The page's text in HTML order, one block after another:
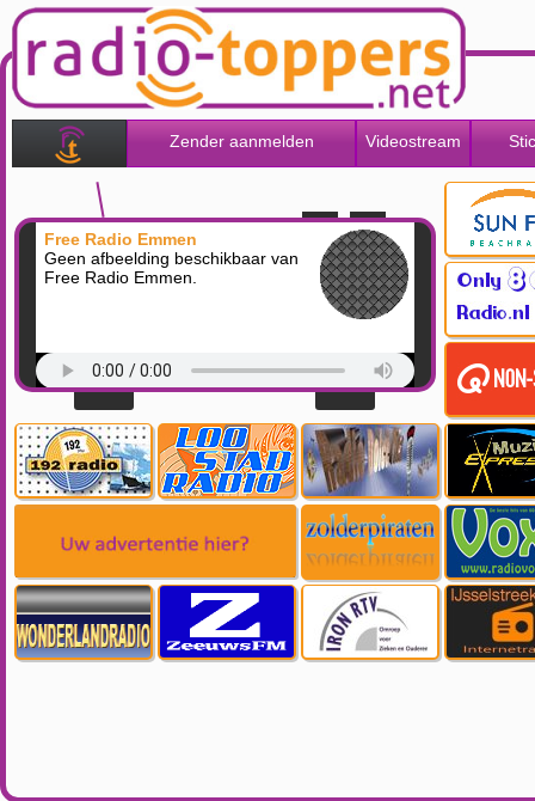
Zender aanmelden Videostream
Free Radio Emmen
Geen afbeelding beschikbaar van
Free Radio Emmen.